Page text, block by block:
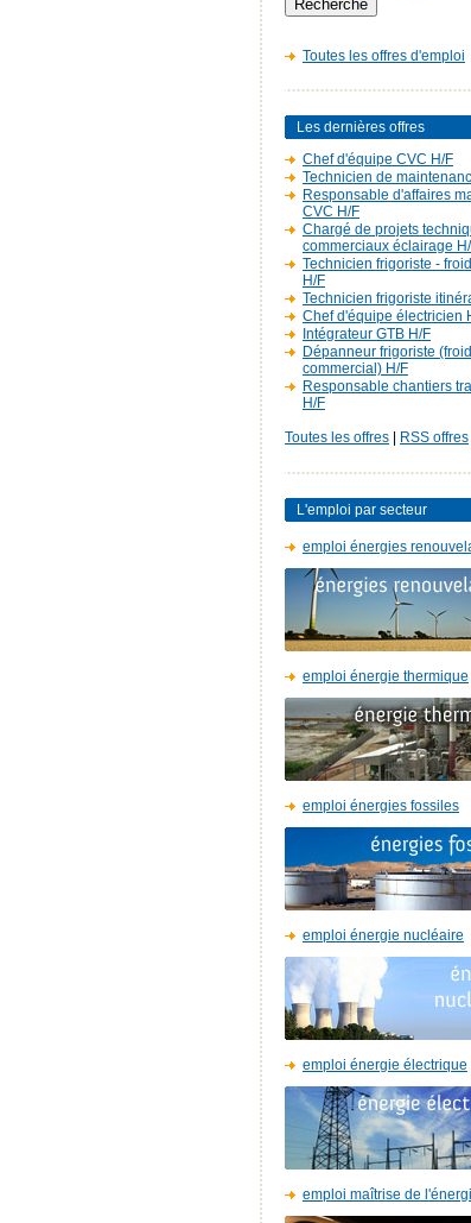
Toutes les offres d'emploi
Les dernières offres
Chef d'équipe CVC H/F
Technicien de
Responsable d'affaires
CVC H/F
Chargé de projets
commerciaux éclairage
Technicien frigoriste -
H/F
Technicien frigoriste
Chef d'équipe électricien
Intégrateur GTB H/F
Dépanneur frigoriste (froid
commercial) H/F
Responsable chantiers
H/F
Toutes les offres RSS offres
L'emploi par secteur
emploi énergies
emploi énergie thermique
emploi énergies fossiles
emploi énergie nucléaire
emploi énergie électrique
emploi maîtrise de